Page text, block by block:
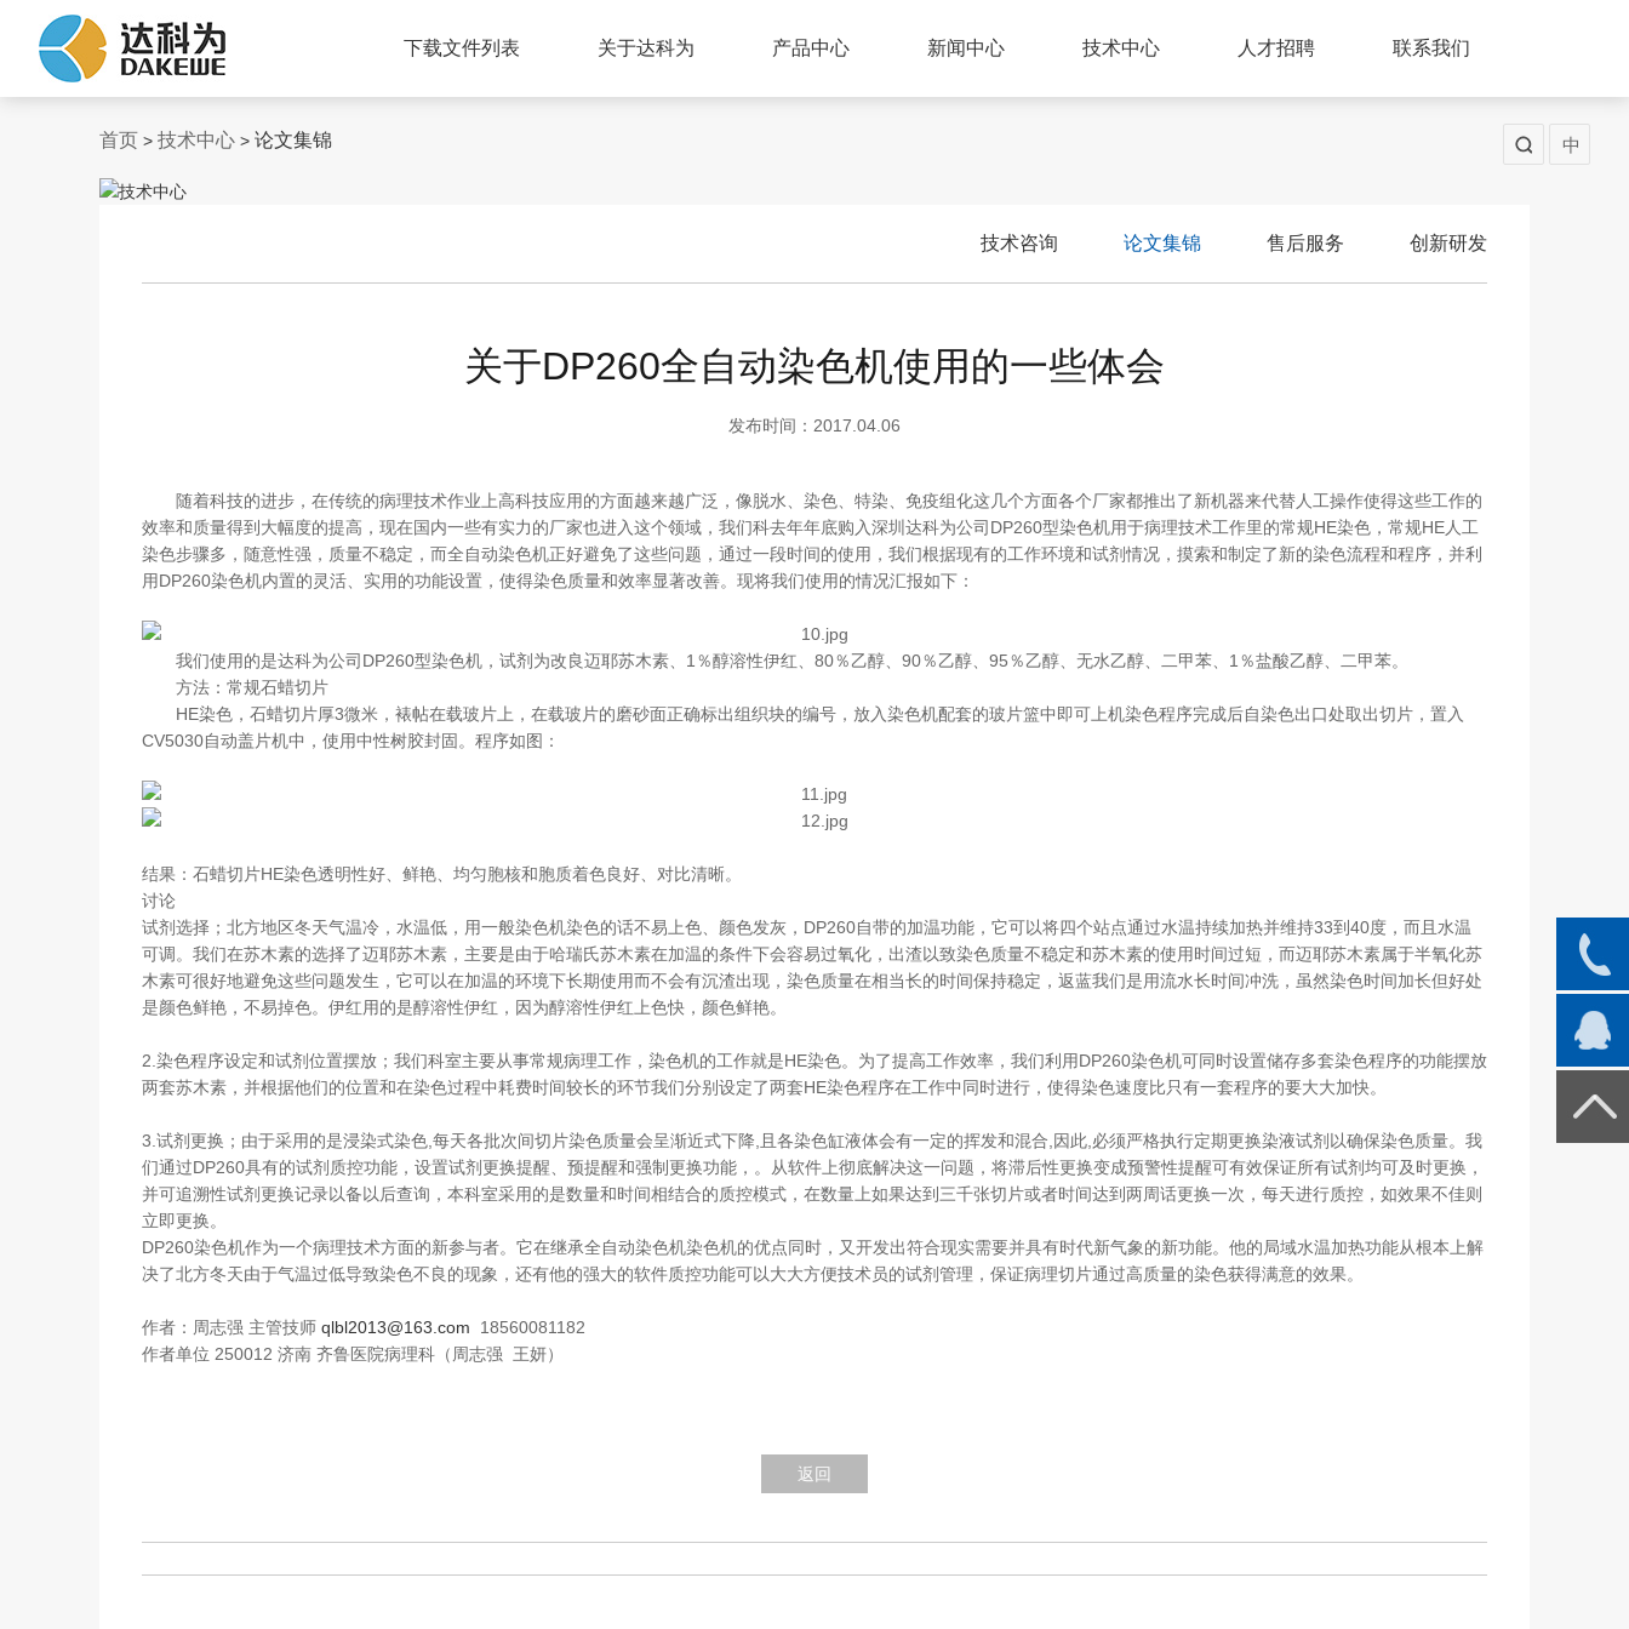
下载文件列表 关于达科为 产品中心 新闻中心 技术中心 人才招聘 联系我们
中
首页 > 技术中心 > 论文集锦
技术咨询 论文集锦 售后服务 创新研发
关于DP260全自动染色机使用的一些体会
发布时间：2017.04.06
随着科技的进步，在传统的病理技术作业上高科技应用的方面越来越广泛，像脱水、染色、特染、免疫组化这几个方面各个厂家都推出了新机器来代替人工操作使得这些工作的
效率和质量得到大幅度的提高，现在国内一些有实力的厂家也进入这个领域，我们科去年年底购入深圳达科为公司DP260型染色机用于病理技术工作里的常规HE染色，常规HE人工
染色步骤多，随意性强，质量不稳定，而全自动染色机正好避免了这些问题，通过一段时间的使用，我们根据现有的工作环境和试剂情况，摸索和制定了新的染色流程和程序，并利
用DP260染色机内置的灵活、实用的功能设置，使得染色质量和效率显著改善。现将我们使用的情况汇报如下：
我们使用的是达科为公司DP260型染色机，试剂为改良迈耶苏木素、1％醇溶性伊红、80％乙醇、90％乙醇、95％乙醇、无水乙醇、二甲苯、1％盐酸乙醇、二甲苯。
方法：常规石蜡切片
HE染色，石蜡切片厚3微米，裱帖在载玻片上，在载玻片的磨砂面正确标出组织块的编号，放入染色机配套的玻片篮中即可上机染色程序完成后自染色出口处取出切片，置入
CV5030自动盖片机中，使用中性树胶封固。程序如图：
结果：石蜡切片HE染色透明性好、鲜艳、均匀胞核和胞质着色良好、对比清晰。
讨论
试剂选择；北方地区冬天气温冷，水温低，用一般染色机染色的话不易上色、颜色发灰，DP260自带的加温功能，它可以将四个站点通过水温持续加热并维持33到40度，而且水温
可调。我们在苏木素的选择了迈耶苏木素，主要是由于哈瑞氏苏木素在加温的条件下会容易过氧化，出渣以致染色质量不稳定和苏木素的使用时间过短，而迈耶苏木素属于半氧化苏
木素可很好地避免这些问题发生，它可以在加温的环境下长期使用而不会有沉渣出现，染色质量在相当长的时间保持稳定，返蓝我们是用流水长时间冲洗，虽然染色时间加长但好处
是颜色鲜艳，不易掉色。伊红用的是醇溶性伊红，因为醇溶性伊红上色快，颜色鲜艳。
2.染色程序设定和试剂位置摆放；我们科室主要从事常规病理工作，染色机的工作就是HE染色。为了提高工作效率，我们利用DP260染色机可同时设置储存多套染色程序的功能摆放
两套苏木素，并根据他们的位置和在染色过程中耗费时间较长的环节我们分别设定了两套HE染色程序在工作中同时进行，使得染色速度比只有一套程序的要大大加快。
3.试剂更换；由于采用的是浸染式染色,每天各批次间切片染色质量会呈渐近式下降,且各染色缸液体会有一定的挥发和混合,因此,必须严格执行定期更换染液试剂以确保染色质量。我
们通过DP260具有的试剂质控功能，设置试剂更换提醒、预提醒和强制更换功能，。从软件上彻底解决这一问题，将滞后性更换变成预警性提醒可有效保证所有试剂均可及时更换，
并可追溯性试剂更换记录以备以后查询，本科室采用的是数量和时间相结合的质控模式，在数量上如果达到三千张切片或者时间达到两周话更换一次，每天进行质控，如效果不佳则
立即更换。
DP260染色机作为一个病理技术方面的新参与者。它在继承全自动染色机染色机的优点同时，又开发出符合现实需要并具有时代新气象的新功能。他的局域水温加热功能从根本上解
决了北方冬天由于气温过低导致染色不良的现象，还有他的强大的软件质控功能可以大大方便技术员的试剂管理，保证病理切片通过高质量的染色获得满意的效果。
作者：周志强 主管技师 qlbl2013@163.com 18560081182
作者单位 250012 济南 齐鲁医院病理科（周志强 王妍）
返回